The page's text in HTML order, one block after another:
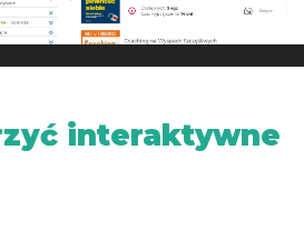
interaktywne